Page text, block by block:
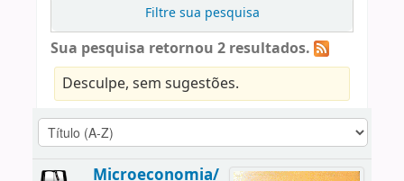
Filtre sua pesquisa
Sua pesquisa retornou 2 resultados.
Desculpe, sem sugestões.
Microeconomia/